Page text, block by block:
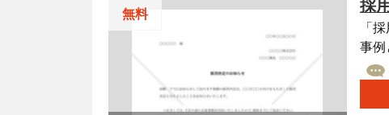
の社
す。
無料 採
「
事
を
の一助とな
いる